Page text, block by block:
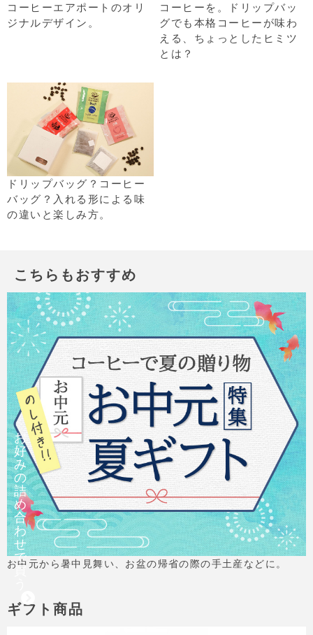
コーヒーエアポートのオリ
ジナルデザイン。
コーヒーを。ドリップバッ
グでも本格コーヒーが味わ
える、ちょっとしたヒミツ
とは？
ドリップバッグ？コーヒー
バッグ？入れる形による味
の違いと楽しみ方。
こちらもおすすめ
お中元から暑中見舞い、お盆の帰省の際の手土産などに。
ギフト商品
お
好
み
の
詰
め
合
わ
せ
で
買